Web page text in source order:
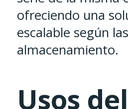
ofreciendo una
escalable según
almacenamiento.
Usos del